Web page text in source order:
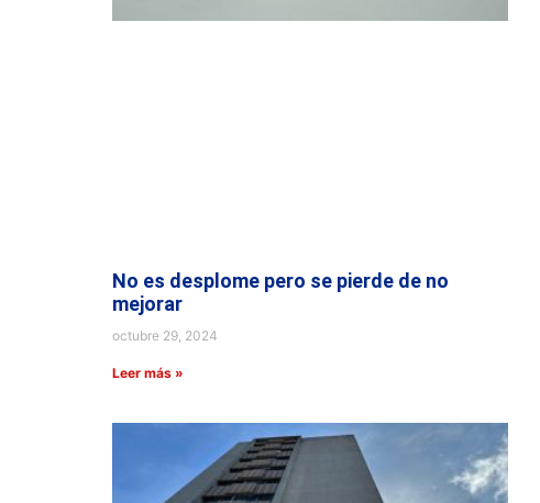
No es desplome pero se pierde de no
mejorar
octubre 29, 2024
Leer más »